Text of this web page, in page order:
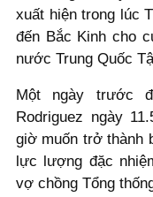
xuất hiện trong lúc
đến Bắc Kinh cho
nước Trung Quốc
Một ngày trước
Rodriguez ngày
giờ muốn trở thành
lực lượng đặc
vợ chồng Tổng